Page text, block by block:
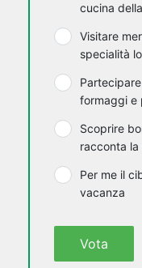
cucina
Visitare
specialità
formaggi e
Scoprire
racconta
Per me il
vacanza
Vota